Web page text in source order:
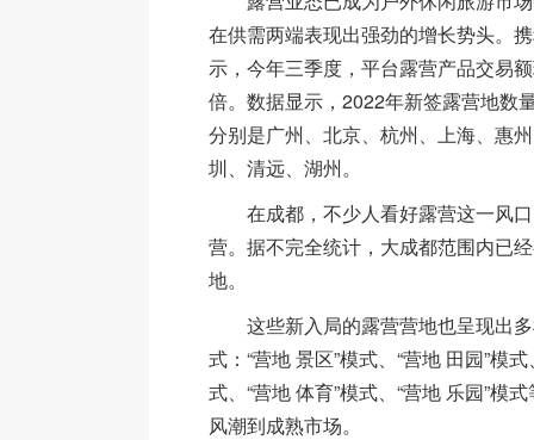
在供需两端表现出强劲的增长势头。
示，今年三季度，平台露营产品交易
倍。数据显示，2022年新签露营地数
分别是广州、北京、杭州、上海、惠
圳、清远、湖州。
在成都，不少人看好露营这一风口
营。据不完全统计，大成都范围内已
地。
这些新入局的露营营地也呈现出多
式：“营地 景区”模式、“营地 田园”模
式、“营地 体育”模式、“营地 乐园”模
风潮到成熟市场。